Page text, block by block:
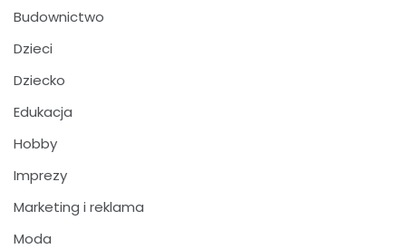
Budownictwo
Dzieci
Dziecko
Edukacja
Hobby
Imprezy
Marketing i reklama
Moda